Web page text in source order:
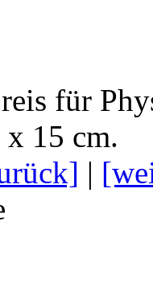
für
x 15 cm.
|